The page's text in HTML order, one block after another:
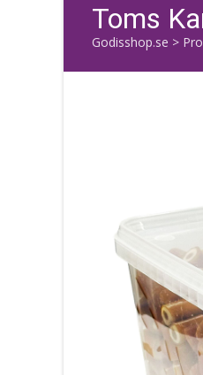
Toms
Godisshop.se >